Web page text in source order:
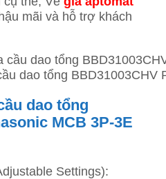
mãi và hỗ trợ khách
dao tổng BBD31003CHV
dao tổng
MCB 3P-3E
Settings):